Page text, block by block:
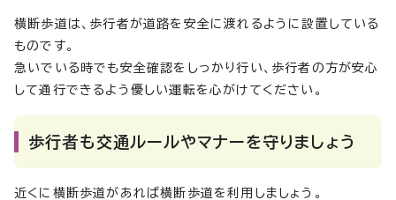
横断歩道は、歩行者が道路を安全に渡れるように設置している
ものです。
急いでいる時でも安全確認をしっかり行い、歩行者の方が安心
して通行できるよう優しい運転を心がけてください。
歩行者も交通ルールやマナーを守りましょう
近くに横断歩道があれば横断歩道を利用しましょう。